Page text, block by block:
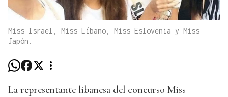
Miss Israel, Miss Líbano, Miss Eslovenia y Miss
Japón.
La representante libanesa del concurso Miss